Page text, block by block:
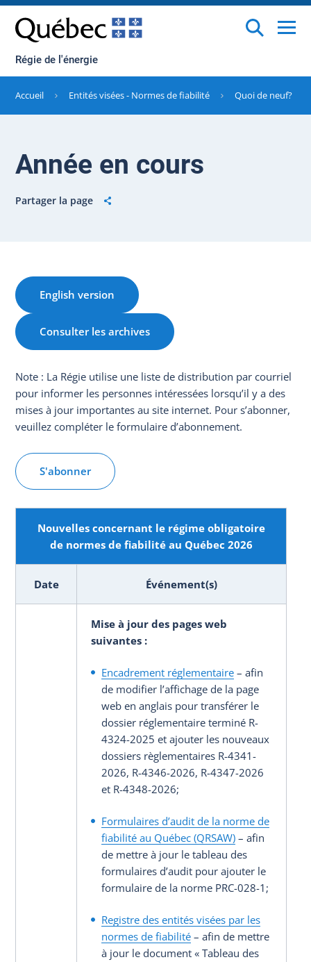
Régie de l'énergie
Accueil Entités visées - Normes de fiabilité Quoi de neuf?
Année en cours
Partager la page
English version
Consulter les archives
Note : La Régie utilise une liste de distribution par courriel
pour informer les personnes intéressées lorsqu’il y a des
mises à jour importantes au site internet. Pour s’abonner,
veuillez compléter le formulaire d’abonnement.
S'abonner
Nouvelles concernant le régime obligatoire
de normes de fiabilité au Québec 2026
Date Événement(s)
Mise à jour des pages web
suivantes :
Encadrement réglementaire – afin
de modifier l’affichage de la page
web en anglais pour transférer le
dossier réglementaire terminé R-
4324-2025 et ajouter les nouveaux
dossiers règlementaires R-4341-
2026, R-4346-2026, R-4347-2026
et R-4348-2026;
Formulaires d’audit de la norme de
fiabilité au Québec (QRSAW) – afin
de mettre à jour le tableau des
formulaires d’audit pour ajouter le
formulaire de la norme PRC-028-1;
Registre des entités visées par les
normes de fiabilité – afin de mettre
à jour le document « Tableau des